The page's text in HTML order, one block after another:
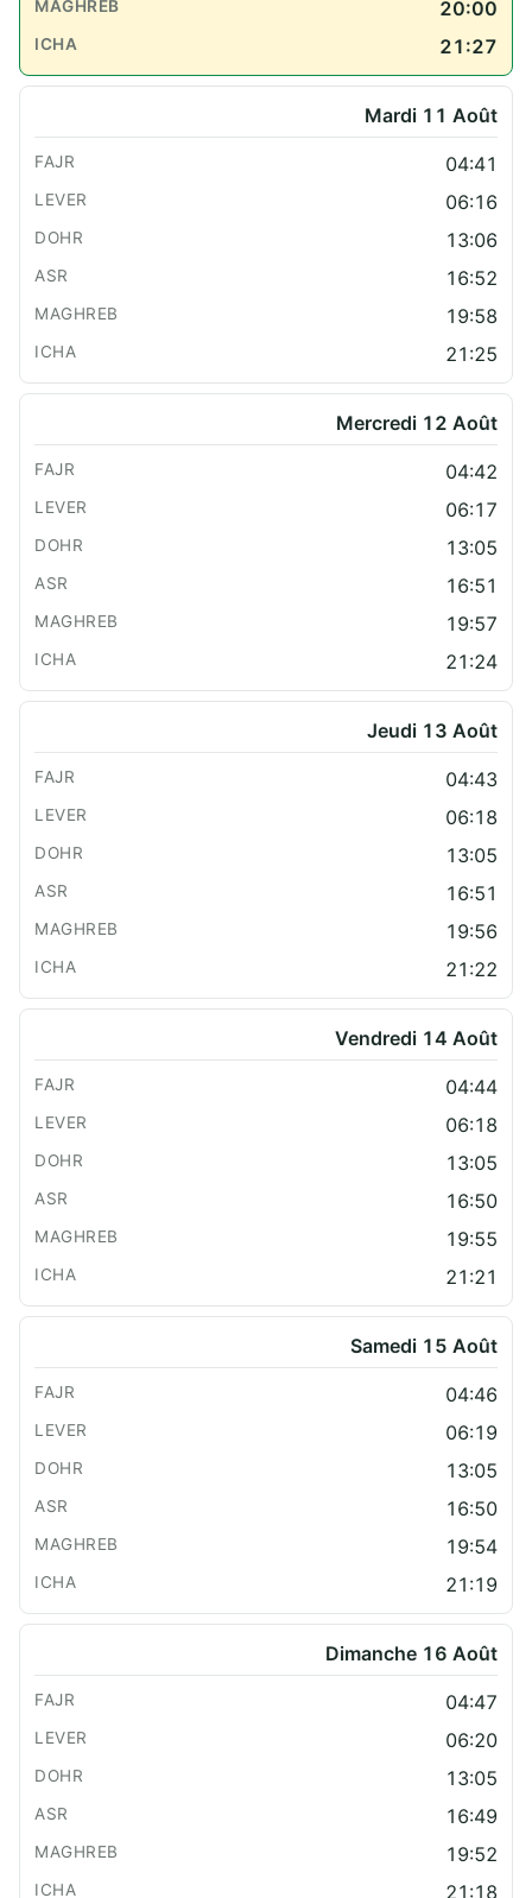
20:00
21:27
Mardi 11 Août
04:41
06:16
13:06
16:52
19:58
21:25
Mercredi 12 Août
04:42
06:17
13:05
16:51
19:57
21:24
Jeudi 13 Août
04:43
06:18
13:05
16:51
19:56
21:22
Vendredi 14 Août
04:44
06:18
13:05
16:50
19:55
21:21
Samedi 15 Août
04:46
06:19
13:05
16:50
19:54
21:19
Dimanche 16 Août
04:47
06:20
13:05
16:49
19:52
21:18